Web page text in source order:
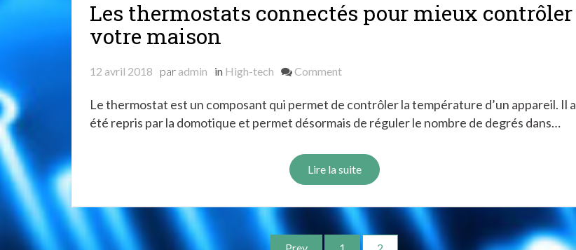
Les thermostats connectés pour mieux contrôler
votre maison
12 avril 2018 par admin in High-tech Commenton
thermostats
connectés
mieux
contrôler
votre
maison
Le thermostat est un composant qui permet de contrôler la température d’un appareil. Il a
été repris par la domotique et permet désormais de réguler le nombre de degrés dans…
Lire la suite